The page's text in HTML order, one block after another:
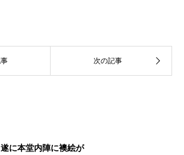
遂に本堂内陣に襖絵が